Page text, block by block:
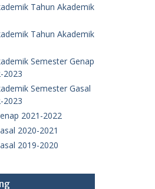
Tahun Akademik
Tahun Akademik
Semester Genap
2023
Semester Gasal
2023
2021-2022
2020-2021
2019-2020